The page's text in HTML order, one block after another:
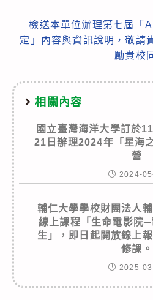
檢送本單位辦理第七屆「
定」內容與資訊說明，敬請
勵貴校
相關內容
國立臺灣海洋大學訂於
21日辦理2024年「星海
營
2024-
輔仁大學學校財團法人
線上課程「生命電影院
生」，即日起開放線上
修課。
2025-